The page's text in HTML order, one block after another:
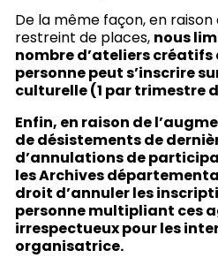
De la même façon, en
restreint de places, nous
nombre d’ateliers créatifs
personne peut s’inscrire
culturelle (1 par trimestre
Enfin, en raison de
de désistements de
d’annulations de
les Archives
droit d’annuler les
personne multipliant ces
irrespectueux pour les
organisatrice.